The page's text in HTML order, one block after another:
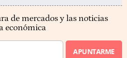
de mercados y las noticias
económica
APUNTARME